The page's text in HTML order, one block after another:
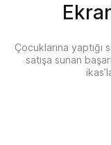
Çocuklarına yaptığı
satışa sunan